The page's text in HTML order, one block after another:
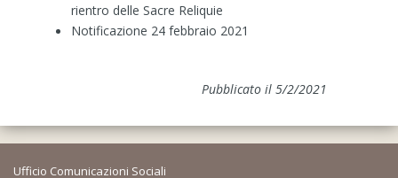
rientro delle Sacre Reliquie
Notificazione 24 febbraio 2021
Pubblicato il 5/2/2021
Ufficio Comunicazioni Sociali